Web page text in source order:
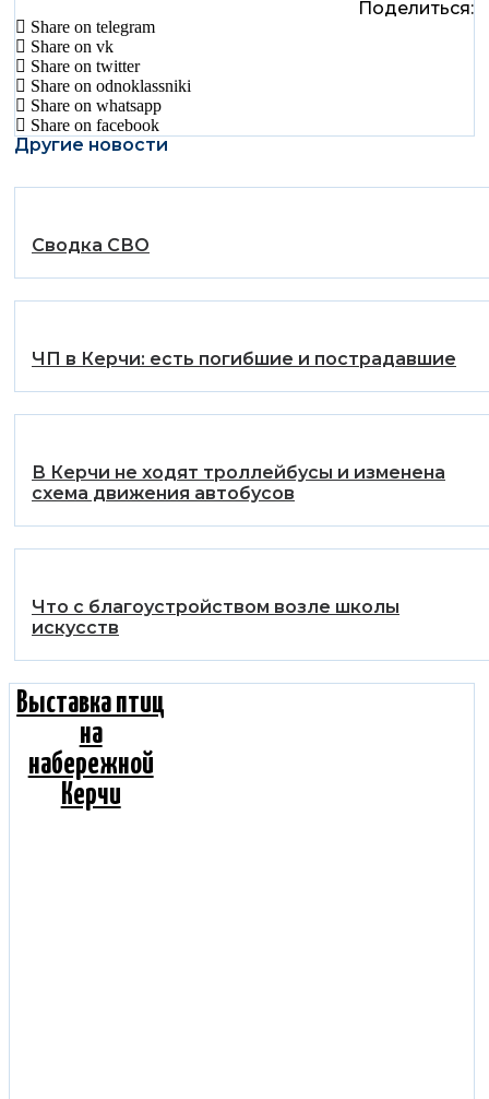
Поделиться:
Share on telegram
Share on vk
Share on twitter
Share on odnoklassniki
Share on whatsapp
Share on facebook
Другие новости
Сводка СВО
️ЧП в Керчи: есть погибшие и пострадавшие
В Керчи не ходят троллейбусы и изменена
схема движения автобусов
Что с благоустройством возле школы
искусств
Выставка птиц
на
набережной
Керчи